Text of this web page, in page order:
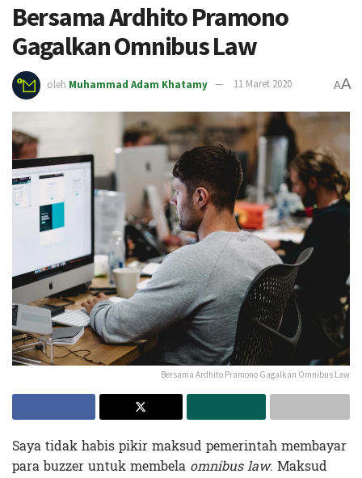
Bersama Ardhito Pramono
Gagalkan Omnibus Law
oleh Muhammad Adam Khatamy 11 Maret 2020 AA
Bersama Ardhito Pramono Gagalkan Omnibus Law
Saya tidak habis pikir maksud pemerintah membayar
para buzzer untuk membela omnibus law. Maksud